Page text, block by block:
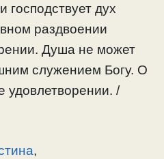
господствует дух
раздвоении
Душа не может
служением Богу. О
/
,